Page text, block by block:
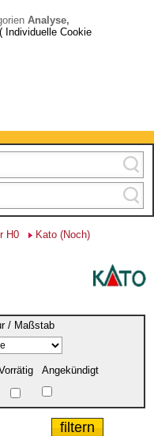
vom 03. bis 28.
H0 Kato (Noch)
/ Maßstab
Angekündigt
Analyse,
( Individuelle Cookie